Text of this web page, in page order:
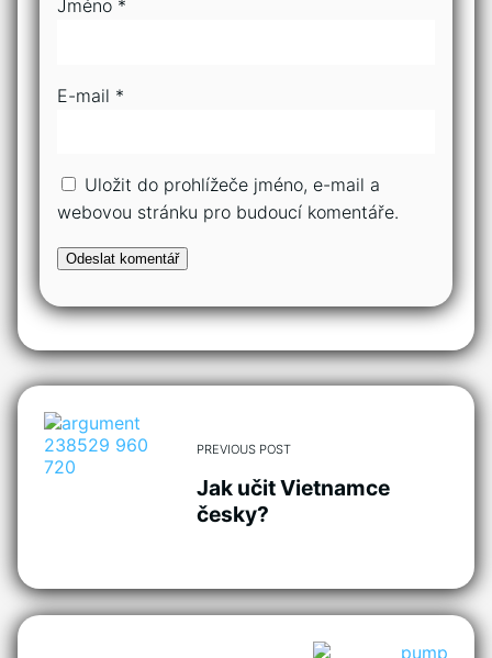
Jméno *
E-mail *
Uložit do prohlížeče jméno, e-mail a
webovou stránku pro budoucí komentáře.
PREVIOUS POST
Jak učit Vietnamce
česky?